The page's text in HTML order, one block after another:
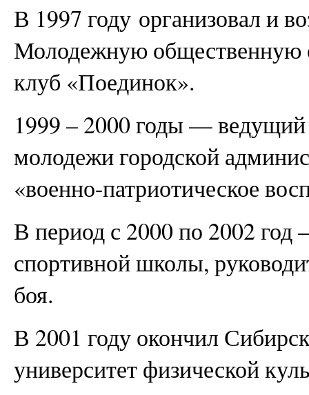
В 1997 году организовал и
Молодежную общественную
клуб «Поединок».
1999 – 2000 годы —
молодежи городской
«военно-патриотическое
В период с 2000 по 2002
спортивной школы,
боя.
В 2001 году окончил
университет физической